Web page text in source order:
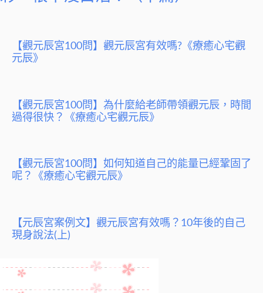
【觀元辰宮100問】觀元辰宮有效嗎?《療癒心宅觀
元辰》
【觀元辰宮100問】為什麼給老師帶領觀元辰，時間
過得很快？《療癒心宅觀元辰》
【觀元辰宮100問】如何知道自己的能量已經鞏固了
呢？《療癒心宅觀元辰》
【元辰宮案例文】觀元辰宮有效嗎？10年後的自己
現身說法(上)